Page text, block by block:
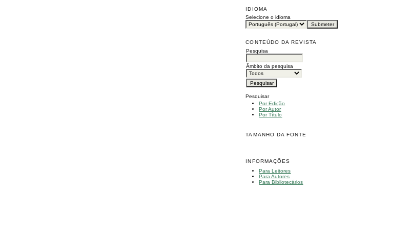
IDIOMA
Selecione o idioma
CONTEÚDO DA REVISTA
Pesquisa
Âmbito da pesquisa
Pesquisar
Por Edição
Por Autor
Por Título
TAMANHO DA FONTE
INFORMAÇÕES
Para Leitores
Para Autores
Para Bibliotecários